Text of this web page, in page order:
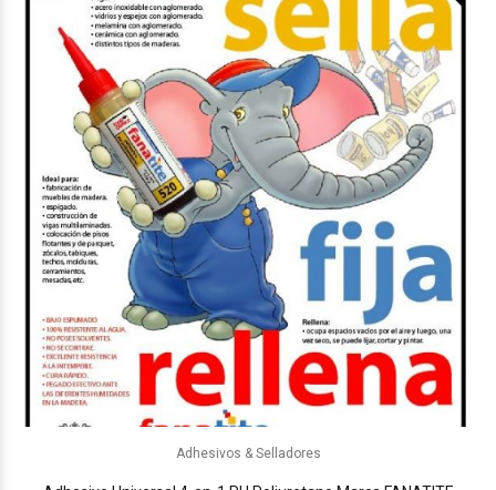
Adhesivos & Selladores